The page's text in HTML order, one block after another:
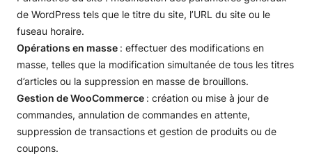
de WordPress tels que le titre du site, l’URL du site ou le
fuseau horaire.
Opérations en masse : effectuer des modifications en
masse, telles que la modification simultanée de tous les titres
d’articles ou la suppression en masse de brouillons.
Gestion de WooCommerce : création ou mise à jour de
commandes, annulation de commandes en attente,
suppression de transactions et gestion de produits ou de
coupons.